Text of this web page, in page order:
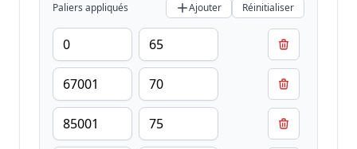
Paliers appliqués Ajouter Réinitialiser